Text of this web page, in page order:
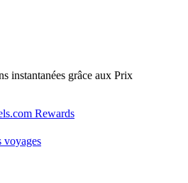
instantanées grâce aux Prix
Rewards
voyages